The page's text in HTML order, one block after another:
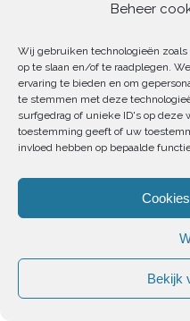
Beheer
Wij gebruiken technologieën zoals
op te slaan en/of te raadplegen.
ervaring te bieden en om
te stemmen met deze
surfgedrag of unieke ID's op deze
toestemming geeft of uw
invloed hebben op bepaalde
Bekijk
afgestemd organiseren ,
Half augustus stuurde ik
het volgende berichtje:
in bewuste keuzes
daarin kan begeleiden.